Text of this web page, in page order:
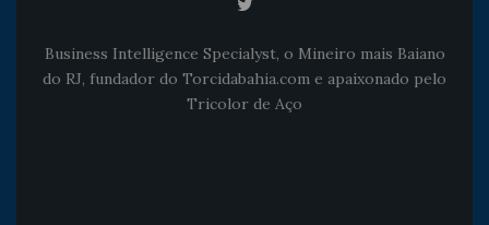
Business Intelligence Specialyst, o Mineiro mais Baiano
do RJ, fundador do Torcidabahia.com e apaixonado pelo
Tricolor de Aço